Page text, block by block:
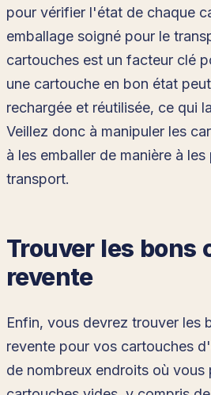
pour vérifier l'état de chaque
emballage soigné pour le
cartouches est un facteur clé
une cartouche en bon état
rechargée et réutilisée, ce qui
Veillez donc à manipuler les
à les emballer de manière à
transport.
Trouver les bons
revente
Enfin, vous devrez trouver les
revente pour vos cartouches
de nombreux endroits où